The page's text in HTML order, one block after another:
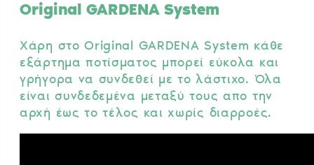
Original GARDENA System
Χάρη στο Original GARDENA System κάθε
εξάρτημα ποτίσματος μπορεί εύκολα και
γρήγορα να συνδεθεί με το λάστιχο. Όλα
είναι συνδεδεμένα μεταξύ τους απο την
αρχή έως το τέλος και χωρίς διαρροές.